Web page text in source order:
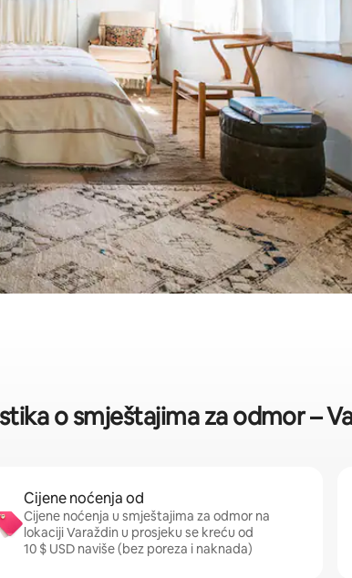
o smještajima za odmor –
Cijene noćenja od
Cijene noćenja u smještajima za odmor na
lokaciji Varaždin u prosjeku se kreću od
10 $ USD naviše (bez poreza i naknada)